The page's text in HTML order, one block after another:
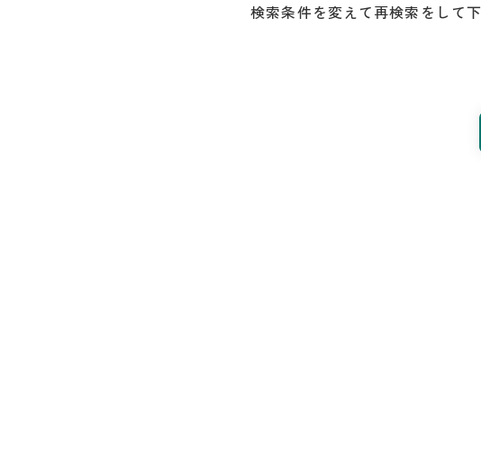
検索条件を変えて再検索をして